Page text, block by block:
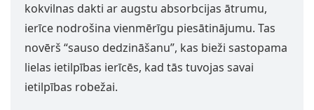
kokvilnas dakti ar augstu absorbcijas ātrumu,
ierīce nodrošina vienmērīgu piesātinājumu. Tas
novērš “sauso dedzināšanu”, kas bieži sastopama
lielas ietilpības ierīcēs, kad tās tuvojas savai
ietilpības robežai.